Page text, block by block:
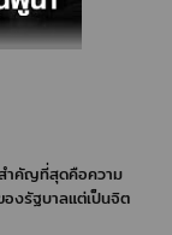
ำคัญที่สุดคือความ
องรัฐบาลแต่เป็นจิต